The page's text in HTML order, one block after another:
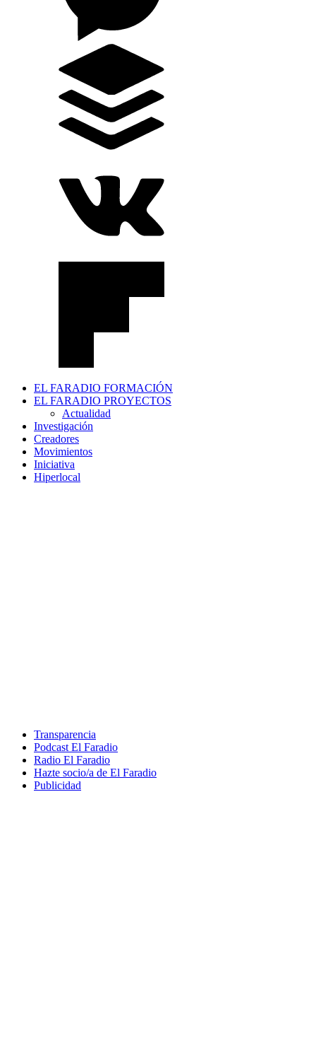
EL FARADIO FORMACIÓN
EL FARADIO PROYECTOS
Actualidad
Investigación
Creadores
Movimientos
Iniciativa
Hiperlocal
Transparencia
Podcast El Faradio
Radio El Faradio
Hazte socio/a de El Faradio
Publicidad